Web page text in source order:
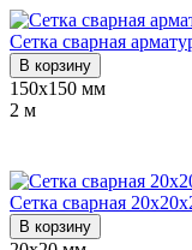
Сетка сварная
В корзину
150х150 мм
2 м
Сетка сварная
В корзину